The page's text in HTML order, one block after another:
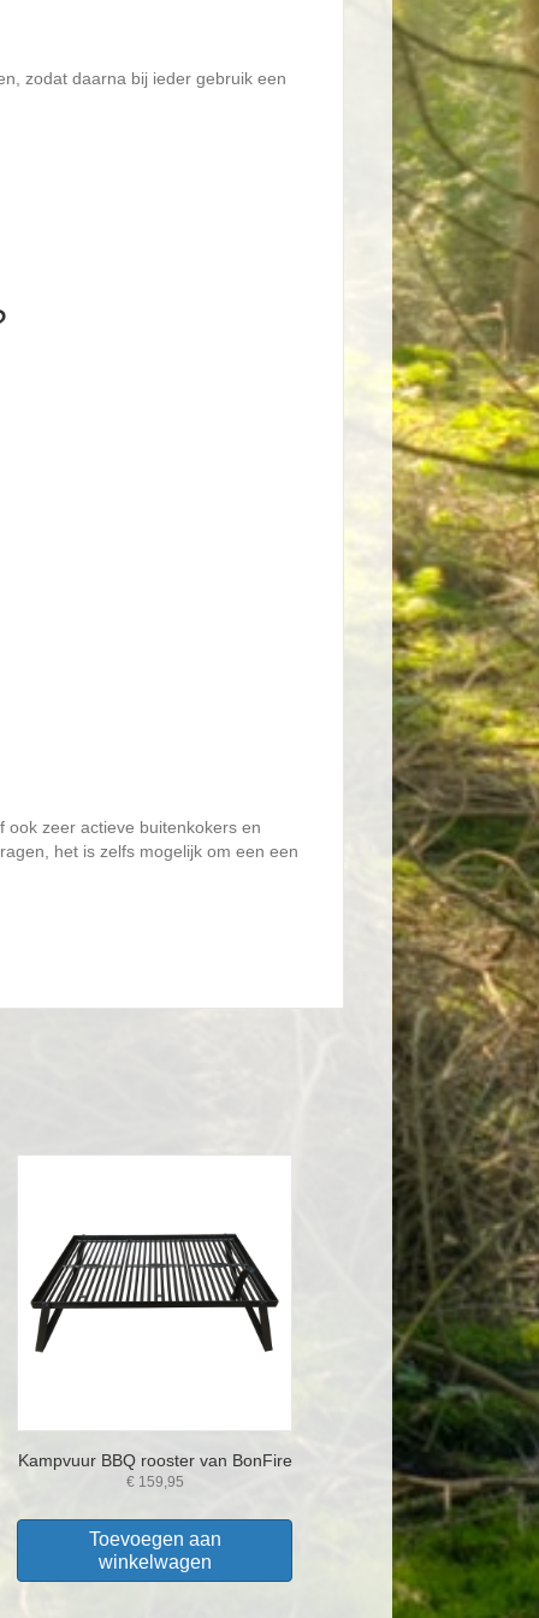
zodat daarna bij ieder gebruik een
zeer actieve buitenkokers en
het is zelfs mogelijk om een een
Kampvuur BBQ rooster van BonFire
€159,95
Toevoegen aan
winkelwagen